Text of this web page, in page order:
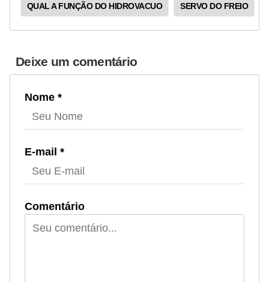
QUAL A FUNÇÃO DO HIDROVACUO SERVO DO FREIO
Deixe um comentário
Nome *
E-mail *
Comentário